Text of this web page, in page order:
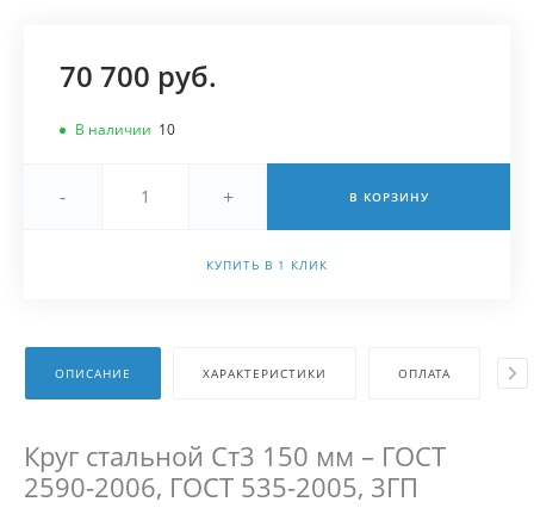
70 700 руб.
В наличии 10
- + В КОРЗИНУ
КУПИТЬ В 1 КЛИК
ОПИСАНИЕ ХАРАКТЕРИСТИКИ ОПЛАТА
Круг стальной Ст3 150 мм – ГОСТ
2590-2006, ГОСТ 535-2005, 3ГП